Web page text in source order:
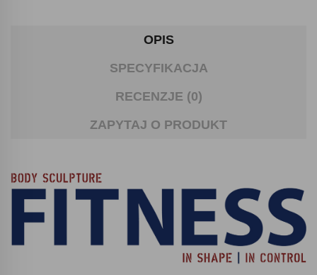
OPIS
SPECYFIKACJA
RECENZJE (0)
ZAPYTAJ O PRODUKT